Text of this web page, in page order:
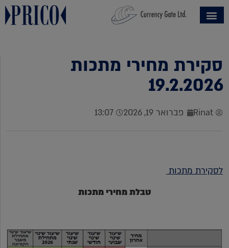
סקירת מחירי מתכות
19.2.2026
Rinat פברואר 19, 2026 13:07
לסקירת מתכות
טבלת מחירי מתכות